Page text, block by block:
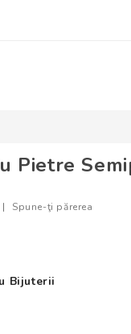
Pietre
| Spune-ţi părerea
Bijuterii